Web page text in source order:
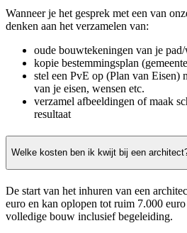
Wanneer je het gesprek met een van
denken aan het verzamelen van:
oude bouwtekeningen van je
kopie bestemmingsplan
stel een PvE op (Plan van Eisen)
van je eisen, wensen etc.
verzamel afbeeldingen of maak
resultaat
Welke kosten ben ik kwijt bij een
De start van het inhuren van een
euro en kan oplopen tot ruim 7.000
volledige bouw inclusief begeleiding.